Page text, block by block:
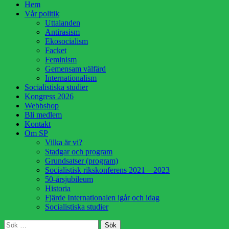
HoppaHem
Vår politik
Uttalanden
Antirasism
Ekosocialism
Facket
Feminism
Gemensam välfärd
Internationalism
Socialistiska studier
Kongress 2026
Webbshop
Bli medlem
Kontakt
Om SP
Vilka är vi?
Stadgar och program
Grundsatser (program)
Socialistisk rikskonferens 2021 – 2023
50-årsjubileum
Historia
Fjärde Internationalen igår och idag
Socialistiska studier
Sök
Sök